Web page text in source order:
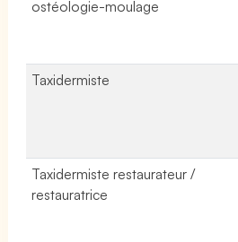
ostéologie-moulage
Taxidermiste
Taxidermiste restaurateur /
restauratrice